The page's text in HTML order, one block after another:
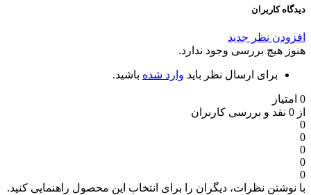
دیدگاه کاربران
افزودن نظر جدید
هنوز هیچ بررسی وجود ندارد.
برای ارسال نظر باید وارد شده باشید.
0 امتیاز
از 0 نقد و بررسی کاربران
0
0
0
0
0
با نوشتن نظرات، دیگران را برای انتخاب این محصول راهنمایی کنید.